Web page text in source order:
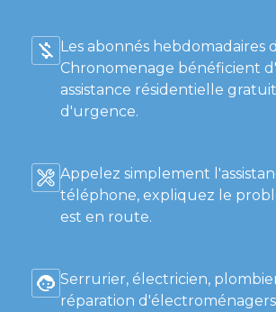
Les abonnés hebdomadaires
Chronomenage bénéficient
assistance résidentielle
d'urgence.
Appelez simplement
téléphone, expliquez le
est en route.
Serrurier, électricien,
réparation